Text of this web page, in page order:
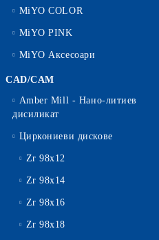
MiYO COLOR
MiYO PINK
MiYO Аксесоари
CAD/CAM
Amber Mill - Нано-литиев
дисиликат
Циркониеви дискове
Zr 98x12
Zr 98x14
Zr 98x16
Zr 98x18